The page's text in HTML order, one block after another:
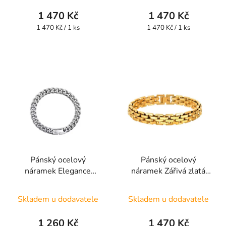
1 470 Kč
Měrná
1 470 Kč / 1 ks
1 470 Kč
Měrná
1 470 Kč / 1 ks
Pánský ocelový
náramek Elegance
Skladem u dodavatele
Pánský ocelový
náramek Zářivá zlatá
Skladem u dodavatele